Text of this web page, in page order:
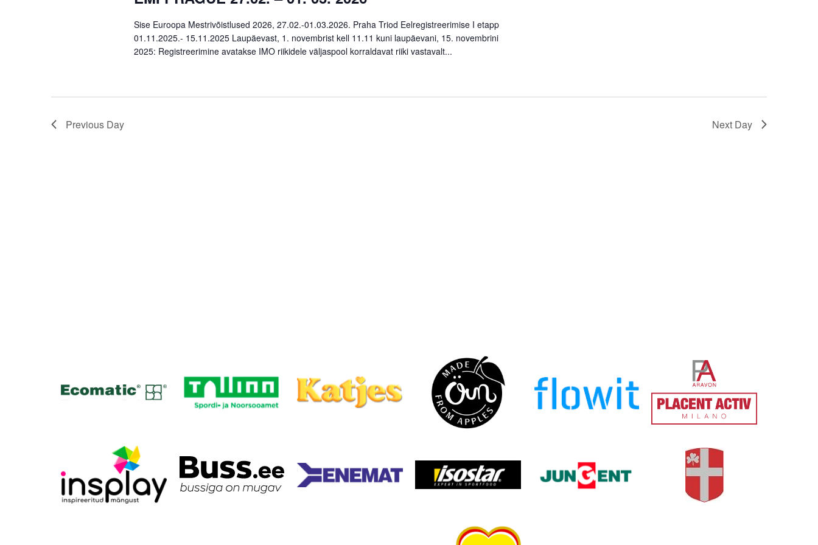
NavigationSise Euroopa Mestrivõistlused 2026, 27.02.-01.03.2026. Praha Triod Eelregistreerimise I etapp
01.11.2025.- 15.11.2025 Laupäevast, 1. novembrist kell 11.11 kuni laupäevani, 15. novembrini
2025: Registreerimine avatakse IMO riikidele väljaspool korraldavat riiki vastavalt...
Previous Day Next Day